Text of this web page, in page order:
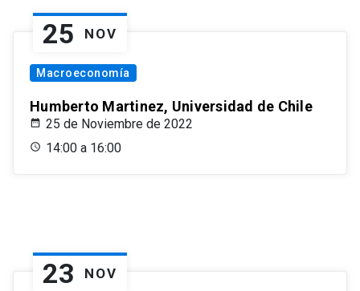
25 NOV
Macroeconomía
Humberto Martinez, Universidad de Chile
25 de Noviembre de 2022
14:00 a 16:00
23 NOV